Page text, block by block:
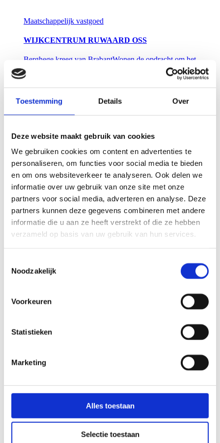
Toestemming Details Over
Deze website maakt gebruik van cookies
We gebruiken cookies om content en advertenties te
personaliseren, om functies voor social media te bieden
en om ons websiteverkeer te analyseren. Ook delen we
informatie over uw gebruik van onze site met onze
partners voor social media, adverteren en analyse. Deze
partners kunnen deze gegevens combineren met andere
informatie die u aan ze heeft verstrekt of die ze hebben
verzameld op basis van uw gebruik van hun services.
Noodzakelijk
Voorkeuren
Statistieken
Marketing
Alles toestaan
Selectie toestaan
Maatschappelijk vastgoed
WIJKCENTRUM RUWAARD OSS
Berghege kreeg van BrabantWonen de opdracht om het
duurzame wijkcentrum te bouwen. Dé plek waar de
14.000 inwoners van wijk de Ruwaard en de bewoners
van de Sterrebosflat elkaar kunnen ontmoeten.
SPORTCOMPLEX AMERENA AMERSFOORT
Het nieuwe sportcomplex Amerena Amersfoort biedt
een uitgebreid sportprogramma van 10.500 m2 en is
geschikt voor nationale langebaanwedstrijden,
internationaal waterpolo en nationale
zaalsportwedstrijden.
Lees meer
RENOVATIE OLYMPIA GEBOUW
Het centrum werd door ons uitgebreid met een nieuwe
entree, vier kleine sportzalen, twee squashbanen,
Lees meer
Maatschappelijk vastgoed
Op het buitenterrein van het 40 jaar oude Aquamar is
Het verouderde zwembad kon worden gesloopt en
maakte plaats voor een riante ligweide.